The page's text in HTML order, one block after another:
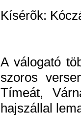
Kísérõk:
A válogató
szoros
Tímeát,
hajszállal